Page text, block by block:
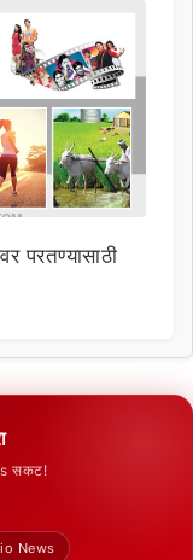
परतण्यासाठी
सकट!
News